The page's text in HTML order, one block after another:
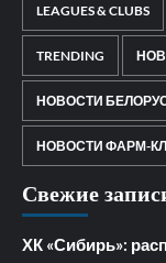
LEAGUES & CLUBS
TRENDING
НОВОСТИ
НОВОСТИ ФАРМ-
Свежие
ХК «Сибирь»: